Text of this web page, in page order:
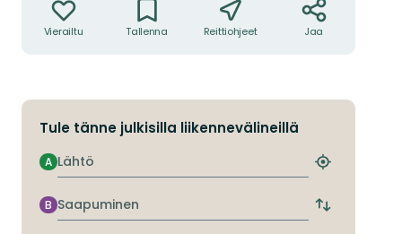
Vierailtu Tallenna Reittiohjeet Jaa
Tule tänne julkisilla liikennevälineillä
Lähtö
A
Etsi
pysäkki
Saapuminen
B
Vaihda